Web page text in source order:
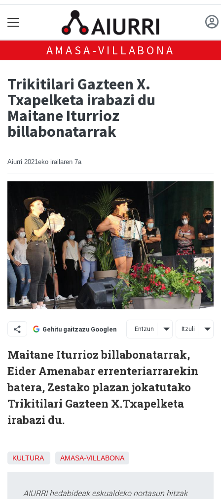
AMASA-VILLABONA
Trikitilari Gazteen X.
Txapelketa irabazi du
Maitane Iturrioz
billabonatarrak
Aiurri 2021eko irailaren 7a
Gehitu gaitzazu Googlen Entzun Itzuli
Maitane Iturrioz billabonatarrak,
Eider Amenabar errenteriarrarekin
batera, Zestako plazan jokatutako
Trikitilari Gazteen X.Txapelketa
irabazi du.
KULTURA AMASA-VILLABONA
AIURRI hedabideak eskualdeko nortasun hitzak